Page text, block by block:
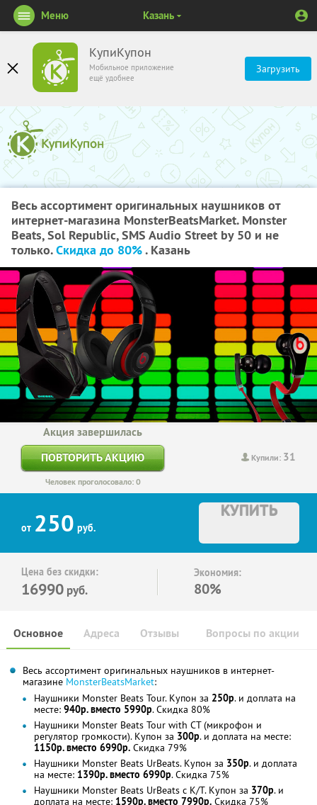
КупиКупон
Мобильное приложение
ещё удобнее
Загрузить
Меню Казань
Весь ассортимент оригинальных наушников от
интернет-магазина MonsterBeatsMarket. Monster
Beats, Sol Republic, SMS Audio Street by 50 и не
только.Скидка до 80%. Казань
Купили: 31
Акция завершилась
ПОВТОРИТЬ АКЦИЮ
Человек проголосовало: 0
от 250 руб.
КУПИТЬ
Цена без скидки:
16990 руб.
Экономия:
80%
Основное Отзывы Вопросы по акции
Адреса
Весь ассортимент оригинальных наушников в интернет-
магазине MonsterBeatsMarket:
Наушники Monster Beats Tour. Купон за 250р. и доплата на
месте: 940р. вместо 5990р. Скидка 80%
Наушники Monster Beats Tour with CT (микрофон и
регулятор громкости). Купон за 300р. и доплата на месте:
1150р. вместо 6990р. Скидка 79%
Наушники Monster Beats UrBeats. Купон за 350р. и доплата
на месте: 1390р. вместо 6990р. Скидка 75%
Наушники Monster Beats UrBeats с К/Т. Купон за 370р. и
доплата на месте: 1590р. вместо 7990р. Скидка 75%